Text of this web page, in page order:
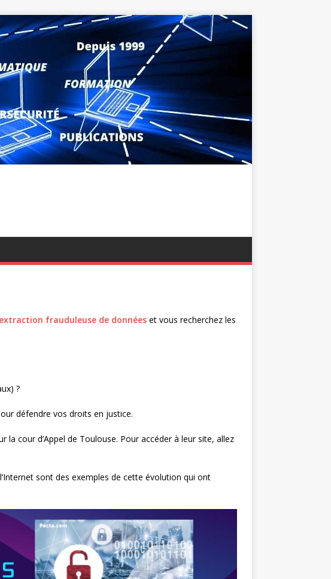
extraction frauduleuse de données et vous recherchez les
?
défendre vos droits en justice.
cour d’Appel de Toulouse. Pour accéder à leur site, allez
sont des exemples de cette évolution qui ont